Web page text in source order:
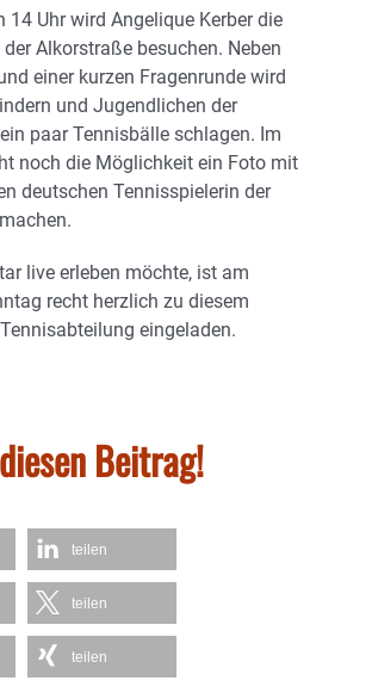
14 Uhr wird Angelique Kerber die
Alkorstraße besuchen. Neben
einer kurzen Fragenrunde wird
und Jugendlichen der
paar Tennisbälle schlagen. Im
noch die Möglichkeit ein Foto mit
deutschen Tennisspielerin der
live erleben möchte, ist am
recht herzlich zu diesem
eingeladen.
Beitrag!
teilen
teilen
teilen